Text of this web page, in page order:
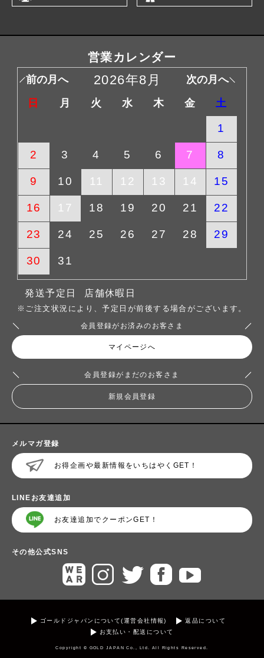
営業カレンダー
前の月へ 次の月へ
2026年8月
日 月 火 水 木 金 土
1
2 3 4 5 6 7 8
9 10 11 12 13 14 15
16 17 18 19 20 21 22
23 24 25 26 27 28 29
30 31
発送予定日 店舗休暇日
※ご注文状況により、予定日が前後する場合がございます。
会員登録がお済みのお客さま
マイページへ
会員登録がまだのお客さま
新規会員登録
メルマガ登録
お得企画や最新情報をいちはやくGET！
LINEお友達追加
お友達追加でクーポンGET！
その他公式SNS
ゴールドジャパンについて(運営会社情報)
返品について
お支払い・配送について
Copyright © GOLD JAPAN Co., Ltd. All Rights Reserved.